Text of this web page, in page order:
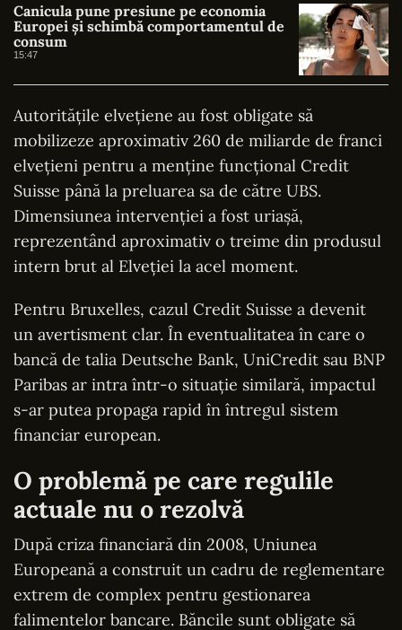
Canicula pune presiune pe economia
Europei și schimbă comportamentul de
consum
15:47
Autoritățile elvețiene au fost obligate să
mobilizeze aproximativ 260 de miliarde de franci
elvețieni pentru a menține funcțional Credit
Suisse până la preluarea sa de către UBS.
Dimensiunea intervenției a fost uriașă,
reprezentând aproximativ o treime din produsul
intern brut al Elveției la acel moment.
Pentru Bruxelles, cazul Credit Suisse a devenit
un avertisment clar. În eventualitatea în care o
bancă de talia Deutsche Bank, UniCredit sau BNP
Paribas ar intra într-o situație similară, impactul
s-ar putea propaga rapid în întregul sistem
financiar european.
O problemă pe care regulile
actuale nu o rezolvă
După criza financiară din 2008, Uniunea
Europeană a construit un cadru de reglementare
extrem de complex pentru gestionarea
falimentelor bancare. Băncile sunt obligate să